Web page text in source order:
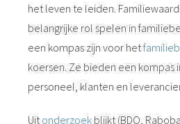
het leven te leiden.
belangrijke rol spelen in
een kompas zijn voor het
koersen. Ze bieden een kompas
personeel, klanten en
Uit onderzoek blijkt (BDO,
gebruikt
te